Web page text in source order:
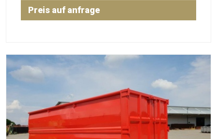
Preis auf anfrage